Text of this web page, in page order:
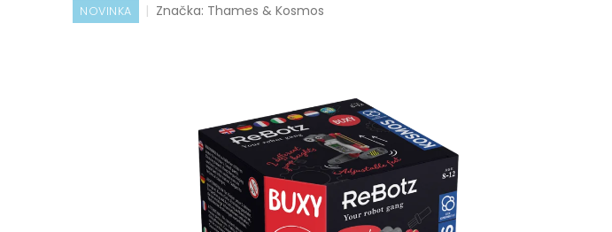
NOVINKA Značka: Thames & Kosmos